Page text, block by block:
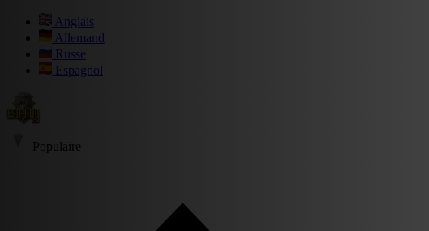
Anglais
Allemand
Russe
Espagnol
Populaire